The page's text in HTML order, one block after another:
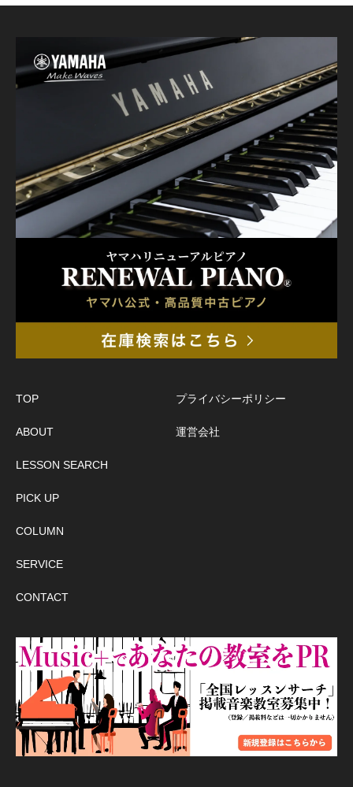
TOP
ABOUT
LESSON SEARCH
PICK UP
COLUMN
SERVICE
CONTACT
プライバシーポリシー
運営会社